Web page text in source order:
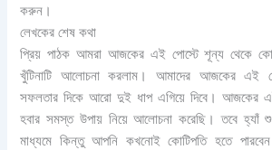
করুন।
লেখকের শেষ কথা
প্রিয় পাঠক আমরা আজকের এই পোস্টে শূন্য থেকে
খুঁটিনাটি আলোচনা করলাম। আমাদের আজকের এই
সফলতার দিকে আরো দুই ধাপ এগিয়ে দিবে। আজকের
হবার সমস্ত উপায় নিয়ে আলোচনা করেছি। তবে হ্যাঁ
মাধ্যমে কিন্তু আপনি কখনোই কোটিপতি হতে